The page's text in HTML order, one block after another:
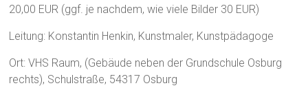
20,00 EUR (ggf. je nachdem, wie viele Bilder 30 EUR)
Leitung: Konstantin Henkin, Kunstmaler, Kunstpädagoge
Ort: VHS Raum, (Gebäude neben der Grundschule Osburg
rechts), Schulstraße, 54317 Osburg